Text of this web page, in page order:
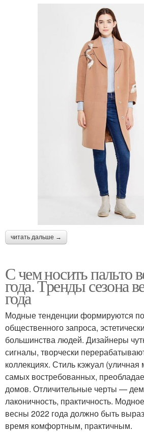
читать дальше →
С чем носить пальто
года. Тренды сезона
года
Модные тенденции формируются
общественного запроса,
большинства людей. Дизайнеры
сигналы, творчески
коллекциях. Стиль кэжуал
самых востребованных,
домов. Отличительные черты —
лаконичность, практичность.
весны 2022 года должно быть
время комфортным, практичным.